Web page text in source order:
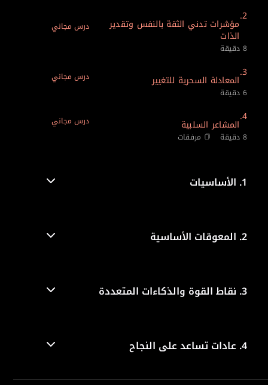
2.
مؤشرات تدني الثقة بالنفس وتقدير
الذات
درس مجاني
8 دقيقة
3.
المعادلة السحرية للتغيير
درس مجاني
6 دقيقة
4.
المشاعر السلبية
درس مجاني
8 دقيقة
مرفقات
1. الأساسيات
2. المعوقات الأساسية
3. نقاط القوة والذكاءات المتعددة
4. عادات تساعد على النجاح